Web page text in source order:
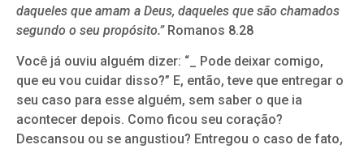
daqueles que amam a Deus, daqueles que são chamados
segundo o seu propósito.” Romanos 8.28
Você já ouviu alguém dizer: “_ Pode deixar comigo,
que eu vou cuidar disso?” E, então, teve que entregar o
seu caso para esse alguém, sem saber o que ia
acontecer depois. Como ficou seu coração?
Descansou ou se angustiou? Entregou o caso de fato,